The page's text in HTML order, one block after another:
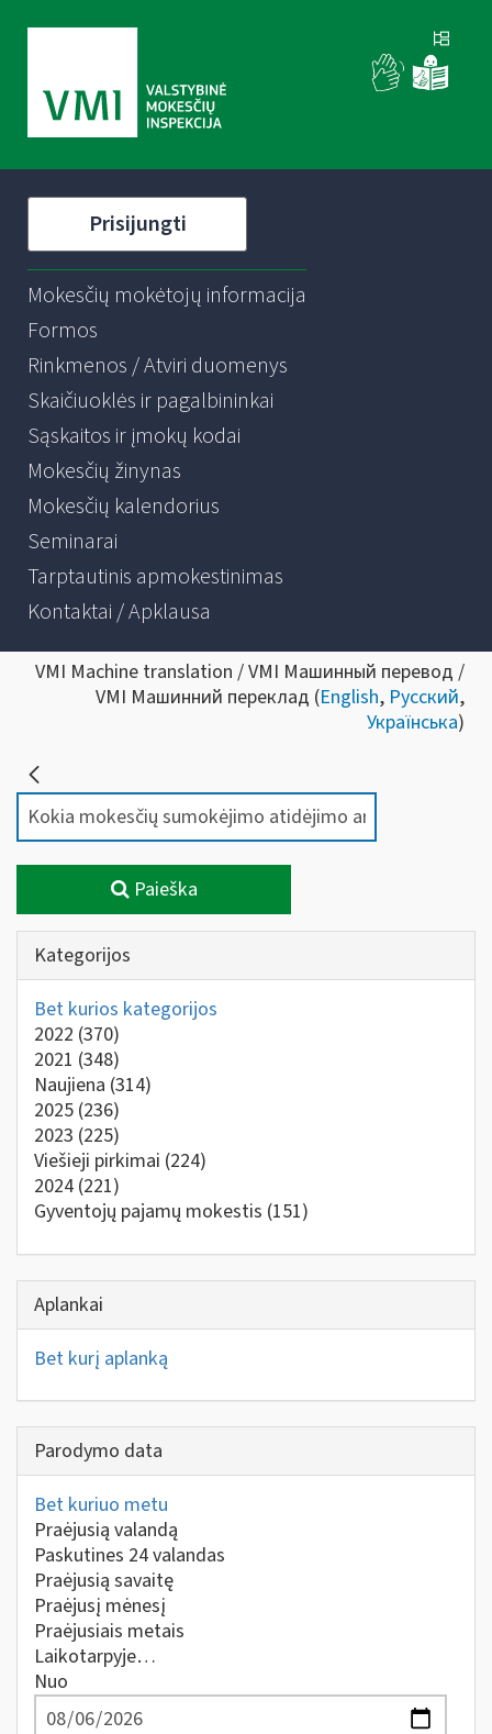
Prisijungti
Mokesčių mokėtojų informacija
Formos
Rinkmenos / Atviri duomenys
Skaičiuoklės ir pagalbininkai
Sąskaitos ir įmokų kodai
Mokesčių žinynas
Mokesčių kalendorius
Seminarai
Tarptautinis apmokestinimas
Kontaktai / Apklausa
VMI Machine translation / VMI Машинный перевод /
VMI Машинний переклад (English, Русский,
Українська)
Paieška
Kategorijos
Bet kurios kategorijos
2022 (370)
2021 (348)
Naujiena (314)
2025 (236)
2023 (225)
Viešieji pirkimai (224)
2024 (221)
Gyventojų pajamų mokestis (151)
Aplankai
Bet kurį aplanką
Parodymo data
Bet kuriuo metu
Praėjusią valandą
Paskutines 24 valandas
Praėjusią savaitę
Praėjusį mėnesį
Praėjusiais metais
Laikotarpyje…
Nuo